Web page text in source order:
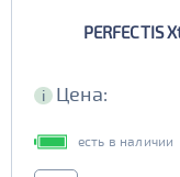
PERFECTIS
i Цена:
есть в наличии